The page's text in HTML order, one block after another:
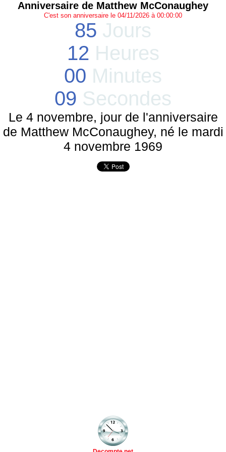
Anniversaire de Matthew McConaughey
C'est son anniversaire le 04/11/2026 à 00:00:00
85 Jours
12 Heures
00 Minutes
09 Secondes
Le 4 novembre, jour de l'anniversaire
de Matthew McConaughey, né le mardi
4 novembre 1969